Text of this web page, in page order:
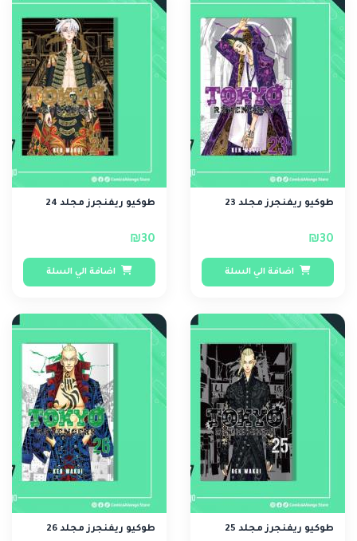
طوكيو ريفنجرز مجلد 23
₪30
اضافة الي السلة
طوكيو ريفنجرز مجلد 24
₪30
اضافة الي السلة
طوكيو ريفنجرز مجلد 25 طوكيو ريفنجرز مجلد 26